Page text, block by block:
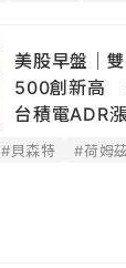
美股早盤｜
500創新高
台積電ADR
#貝森特 #荷姆